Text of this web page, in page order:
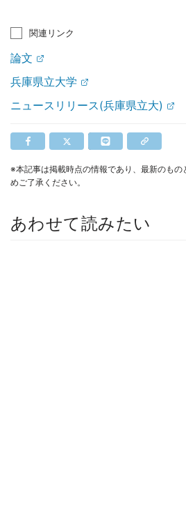
関連リンク
論文
兵庫県立大学
ニュースリリース(兵庫県立大)
※本記事は掲載時点の情報であり、最新のも
めご了承ください。
あわせて読みたい